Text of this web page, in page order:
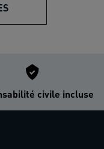
civile incluse